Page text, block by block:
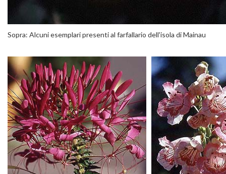
Sopra: Alcuni esemplari presenti al farfallario dell'isola di Mainau